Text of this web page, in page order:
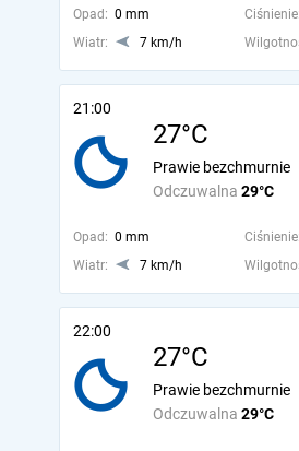
Opad: 0 mm Ciśnienie:
Wiatr:
7 km/h
21:00
27°C
Odczuwalna 29°C
Prawie bezchmurnie
Opad: 0 mm Ciśnienie:
Wiatr:
7 km/h
22:00
27°C
Odczuwalna 29°C
Prawie bezchmurnie